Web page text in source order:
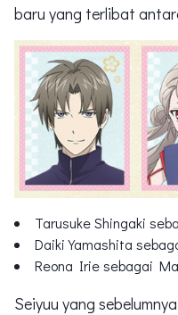
baru yang terlibat
Tarusuke Shingaki
Daiki Yamashita
Reona Irie sebagai
Seiyuu yang